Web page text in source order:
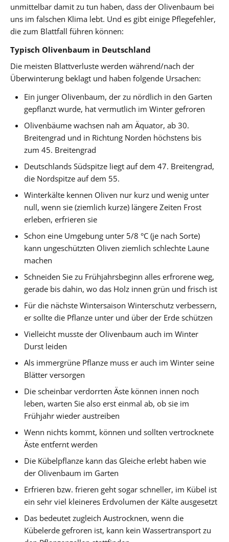
unmittelbar damit zu tun haben, dass der Olivenbaum bei
uns im falschen Klima lebt. Und es gibt einige Pflegefehler,
die zum Blattfall führen können:
Typisch Olivenbaum in Deutschland
Die meisten Blattverluste werden während/nach der
Überwinterung beklagt und haben folgende Ursachen:
Ein junger Olivenbaum, der zu nördlich in den Garten
gepflanzt wurde, hat vermutlich im Winter gefroren
Olivenbäume wachsen nah am Äquator, ab 30.
Breitengrad und in Richtung Norden höchstens bis
zum 45. Breitengrad
Deutschlands Südspitze liegt auf dem 47. Breitengrad,
die Nordspitze auf dem 55.
Winterkälte kennen Oliven nur kurz und wenig unter
null, wenn sie (ziemlich kurze) längere Zeiten Frost
erleben, erfrieren sie
Schon eine Umgebung unter 5/8 °C (je nach Sorte)
kann ungeschützten Oliven ziemlich schlechte Laune
machen
Schneiden Sie zu Frühjahrsbeginn alles erfrorene weg,
gerade bis dahin, wo das Holz innen grün und frisch ist
Für die nächste Wintersaison Winterschutz verbessern,
er sollte die Pflanze unter und über der Erde schützen
Vielleicht musste der Olivenbaum auch im Winter
Durst leiden
Als immergrüne Pflanze muss er auch im Winter seine
Blätter versorgen
Die scheinbar verdorrten Äste können innen noch
leben, warten Sie also erst einmal ab, ob sie im
Frühjahr wieder austreiben
Wenn nichts kommt, können und sollten vertrocknete
Äste entfernt werden
Die Kübelpflanze kann das Gleiche erlebt haben wie
der Olivenbaum im Garten
Erfrieren bzw. frieren geht sogar schneller, im Kübel ist
ein sehr viel kleineres Erdvolumen der Kälte ausgesetzt
Das bedeutet zugleich Austrocknen, wenn die
Kübelerde gefroren ist, kann kein Wassertransport zu